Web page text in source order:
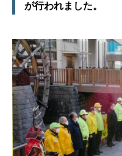
が行われました。